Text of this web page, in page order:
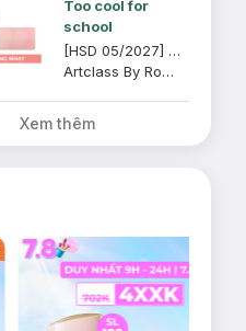
Too cool for
school
[HSD 05/2027] Phấn Má Hồng Too Cool For School 03 Màu Hồng Nhạt 9g
Artclass By Rodin Blusher - 03 De Peche
Xem thêm